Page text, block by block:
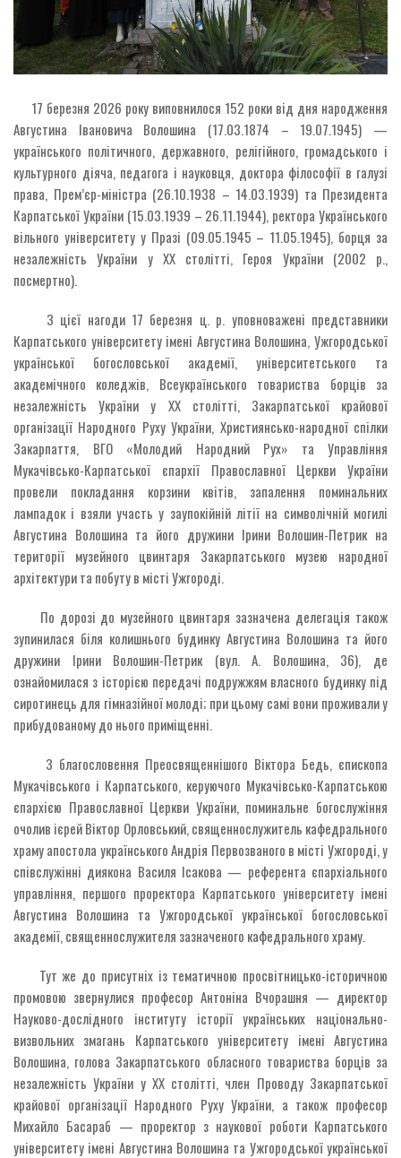
17 березня 2026 року виповнилося 152 роки від дня народження
Августина Івановича Волошина (17.03.1874 – 19.07.1945) —
українського політичного, державного, релігійного, громадського і
культурного діяча, педагога і науковця, доктора філософії в галузі
права, Прем’єр-міністра (26.10.1938 – 14.03.1939) та Президента
Карпатської України (15.03.1939 – 26.11.1944), ректора Українського
вільного університету у Празі (09.05.1945 – 11.05.1945), борця за
незалежність України у ХХ столітті, Героя України (2002 р.,
посмертно).
З цієї нагоди 17 березня ц. р. уповноважені представники
Карпатського університету імені Августина Волошина, Ужгородської
української богословської академії, університетського та
академічного коледжів, Всеукраїнського товариства борців за
незалежність України у ХХ столітті, Закарпатської крайової
організації Народного Руху України, Християнсько-народної спілки
Закарпаття, ВГО «Молодий Народний Рух» та Управління
Мукачівсько-Карпатської єпархії Православної Церкви України
провели покладання корзини квітів, запалення поминальних
лампадок і взяли участь у заупокійній літії на символічній могилі
Августина Волошина та його дружини Ірини Волошин-Петрик на
території музейного цвинтаря Закарпатського музею народної
архітектури та побуту в місті Ужгороді.
По дорозі до музейного цвинтаря зазначена делегація також
зупинилася біля колишнього будинку Августина Волошина та його
дружини Ірини Волошин-Петрик (вул. А. Волошина, 36), де
ознайомилася з історією передачі подружжям власного будинку під
сиротинець для гімназійної молоді; при цьому самі вони проживали у
прибудованому до нього приміщенні.
З благословення Преосвященнішого Віктора Бедь, єпископа
Мукачівського і Карпатського, керуючого Мукачівсько-Карпатською
єпархією Православної Церкви України, поминальне богослужіння
очолив ієрей Віктор Орловський, священнослужитель кафедрального
храму апостола українського Андрія Первозваного в місті Ужгороді, у
співслужінні диякона Василя Ісакова — референта єпархіального
управління, першого проректора Карпатського університету імені
Августина Волошина та Ужгородської української богословської
академії, священнослужителя зазначеного кафедрального храму.
Тут же до присутніх із тематичною просвітницько-історичною
промовою звернулися професор Антоніна Вчорашня — директор
Науково-дослідного інституту історії українських національно-
визвольних змагань Карпатського університету імені Августина
Волошина, голова Закарпатського обласного товариства борців за
незалежність України у ХХ столітті, член Проводу Закарпатської
крайової організації Народного Руху України, а також професор
Михайло Басараб — проректор з наукової роботи Карпатського
університету імені Августина Волошина та Ужгородської української